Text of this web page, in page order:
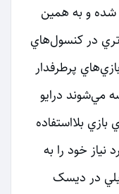
شده و به همين
در كنسول‌هاي
پرطرفدار
مي‌شوند درايو
بلااستفاده
نياز خود را به
در دیسک